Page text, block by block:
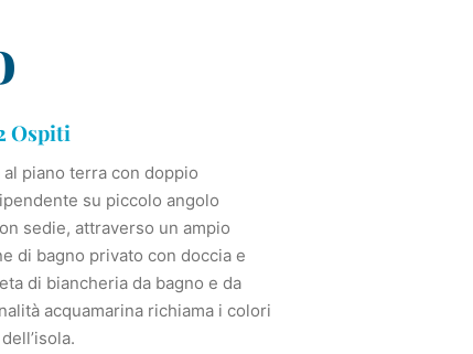
Ospiti
piano terra con doppio
su piccolo angolo
sedie, attraverso un ampio
di bagno privato con doccia e
di biancheria da bagno e da
acquamarina richiama i colori